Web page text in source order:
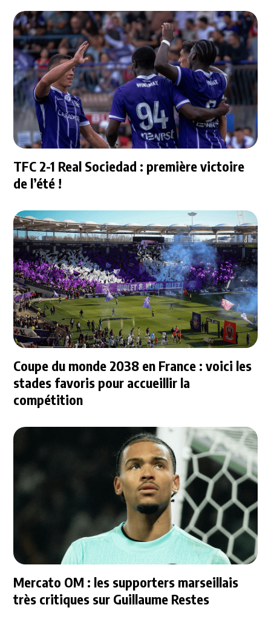
TFC 2-1 Real Sociedad : première victoire
de l’été !
Coupe du monde 2038 en France : voici les
stades favoris pour accueillir la
compétition
Mercato OM : les supporters marseillais
très critiques sur Guillaume Restes